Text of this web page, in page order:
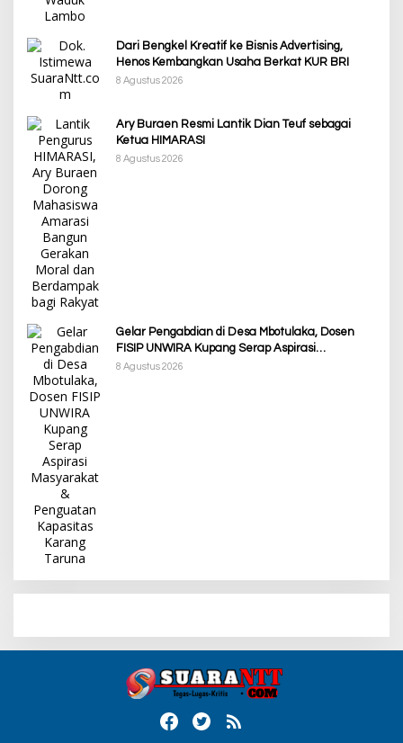
Dari Bengkel Kreatif ke Bisnis Advertising,
Henos Kembangkan Usaha Berkat KUR BRI
8 Agustus 2026
Ary Buraen Resmi Lantik Dian Teuf sebagai
Ketua HIMARASI
8 Agustus 2026
Gelar Pengabdian di Desa Mbotulaka, Dosen
FISIP UNWIRA Kupang Serap Aspirasi
Masyarakat & Penguatan Kapasitas Karang
8 Agustus 2026